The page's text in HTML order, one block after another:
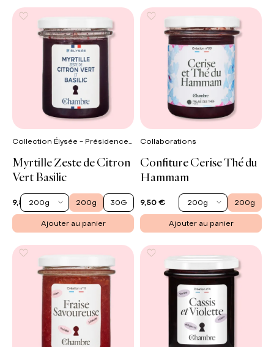
Collection Élysée - Présidence de la République
Myrtille Zeste de Citron
Vert Basilic
9,50 €200g 200g 30G
Ajouter au panier
Collaborations
Confiture Cerise Thé du
Hammam
9,50 € 200g 200g
Ajouter au panier